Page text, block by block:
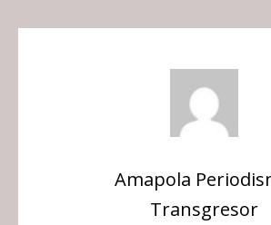
Amapola
Transgresor